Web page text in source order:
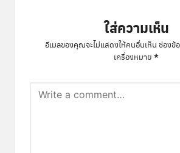
ใส่ความเห็น
อีเมลของคุณจะไม่แสดงให้คนอื่นเห็น ช่องข้
เครื่องหมาย *